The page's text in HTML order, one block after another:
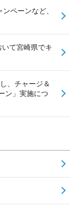
ペーンなど、
て宮崎県でキ
、チャージ＆
ン」実施につ